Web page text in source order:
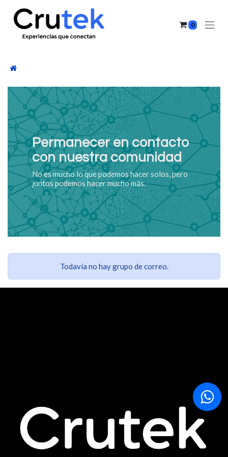
0
Permanecer en contacto
con nuestra comunidad
No es mucho lo que podemos hacer solos, pero
juntos podemos hacer mucho más.
Todavía no hay grupo de correo.